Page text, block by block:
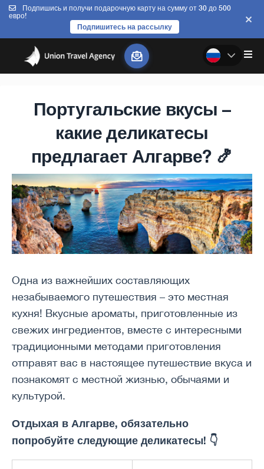
Подпишись и получи подарочную карту на сумму от 30 до 500
евро!
Подпишитесь на рассылку
Португальские вкусы –
какие деликатесы
предлагает Алгарве? 🍤
Одна из важнейших составляющих
незабываемого путешествия – это местная
кухня! Вкусные ароматы, приготовленные из
свежих ингредиентов, вместе с интересными
традиционными методами приготовления
отправят вас в настоящее путешествие вкуса и
познакомят с местной жизнью, обычаями и
культурой.
Отдыхая в Алгарве, обязательно
попробуйте следующие деликатесы! 👇